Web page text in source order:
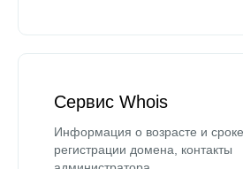
Сервис Whois
Информация о возрасте и сроке
регистрации домена, контакты